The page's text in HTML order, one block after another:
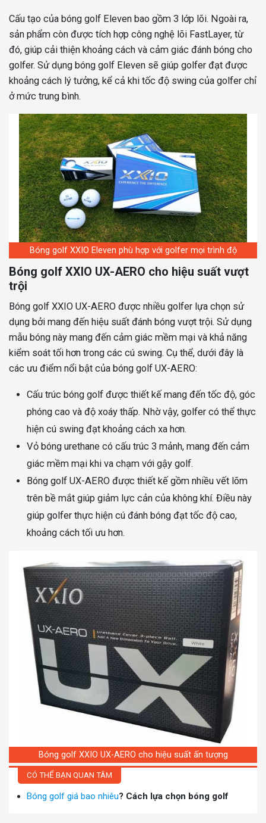
Cấu tạo của bóng golf Eleven bao gồm 3 lớp lõi. Ngoài ra,
sản phẩm còn được tích hợp công nghệ lõi FastLayer, từ
đó, giúp cải thiện khoảng cách và cảm giác đánh bóng cho
golfer. Sử dụng bóng golf Eleven sẽ giúp golfer đạt được
khoảng cách lý tưởng, kể cả khi tốc độ swing của golfer chỉ
ở mức trung bình.
Bóng golf XXIO Eleven phù hợp với golfer mọi trình độ
Bóng golf XXIO UX-AERO cho hiệu suất vượt
trội
Bóng golf XXIO UX-AERO được nhiều golfer lựa chọn sử
dụng bởi mang đến hiệu suất đánh bóng vượt trội. Sử dụng
mẫu bóng này mang đến cảm giác mềm mại và khả năng
kiểm soát tối hơn trong các cú swing. Cụ thể, dưới đây là
các ưu điểm nổi bật của bóng golf UX-AERO:
Cấu trúc bóng golf được thiết kế mang đến tốc độ, góc
phóng cao và độ xoáy thấp. Nhờ vậy, golfer có thể thực
hiện cú swing đạt khoảng cách xa hơn.
Vỏ bóng urethane có cấu trúc 3 mảnh, mang đến cảm
giác mềm mại khi va chạm với gậy golf.
Bóng golf UX-AERO được thiết kế gồm nhiều vết lõm
trên bề mắt giúp giảm lực cản của không khí. Điều này
giúp golfer thực hiện cú đánh bóng đạt tốc độ cao,
khoảng cách tối ưu hơn.
Bóng golf XXIO UX-AERO cho hiệu suất ấn tượng
CÓ THỂ BẠN QUAN TÂM
Bóng golf giá bao nhiêu? Cách lựa chọn bóng golf